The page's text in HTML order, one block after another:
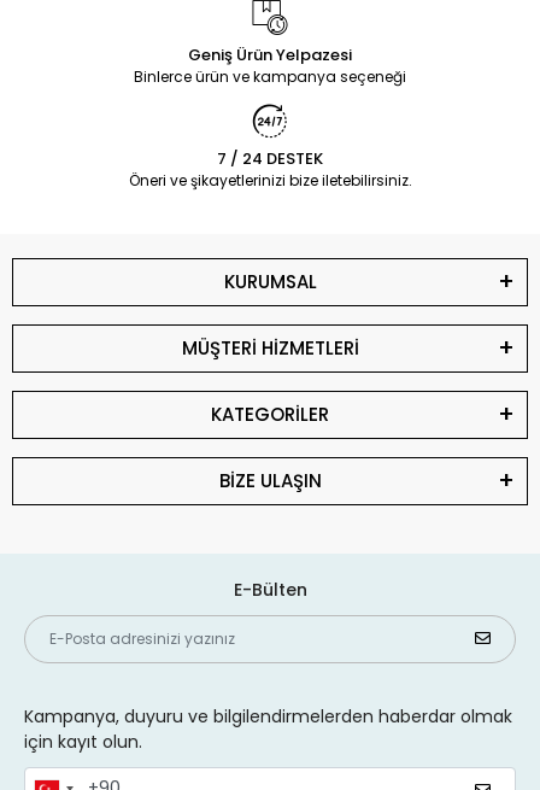
Geniş Ürün Yelpazesi
Binlerce ürün ve kampanya seçeneği
7 / 24 DESTEK
Öneri ve şikayetlerinizi bize iletebilirsiniz.
KURUMSAL
MÜŞTERİ HİZMETLERİ
KATEGORİLER
BİZE ULAŞIN
E-Bülten
Kampanya, duyuru ve bilgilendirmelerden haberdar olmak
için kayıt olun.